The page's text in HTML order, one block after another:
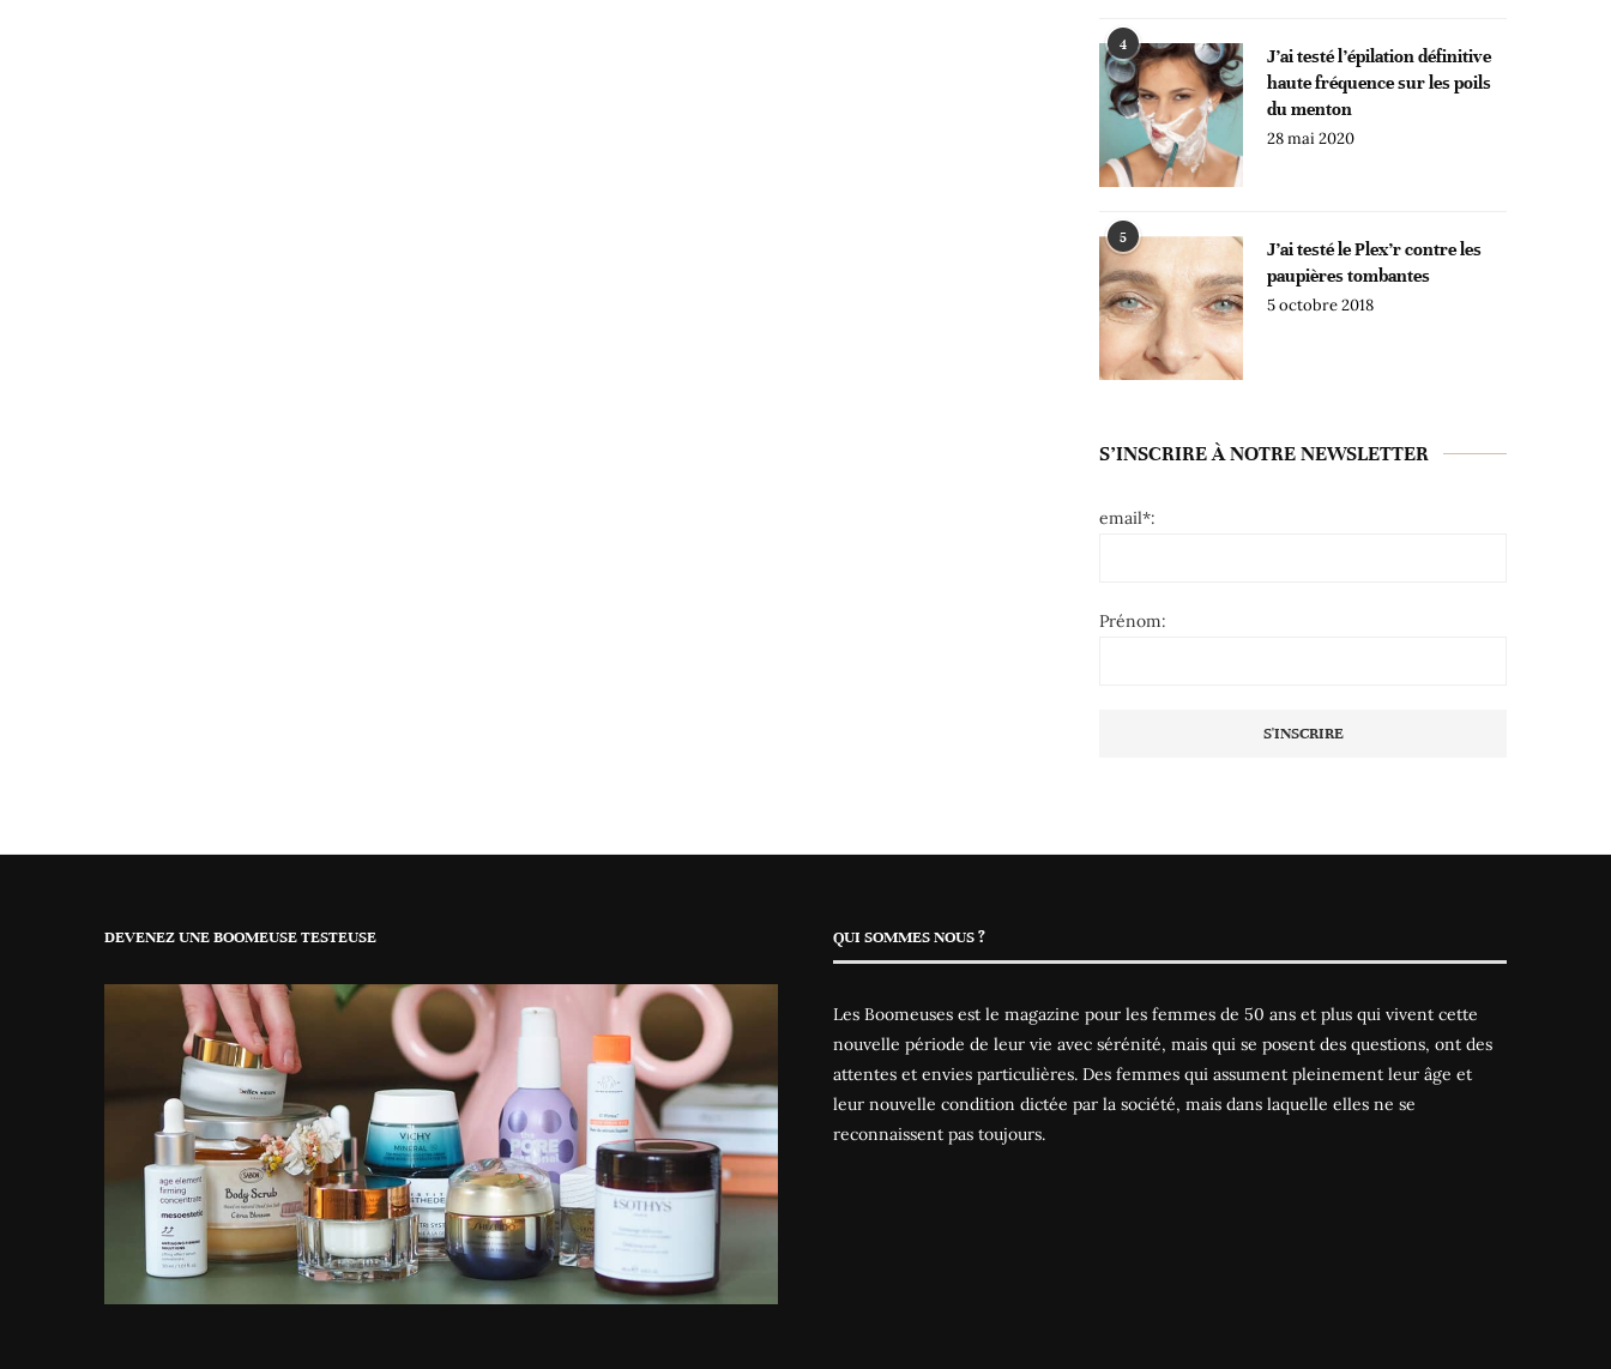
4
J’ai testé l’épilation définitive
haute fréquence sur les poils
du menton
28 mai 2020
5
J’ai testé le Plex’r contre les
paupières tombantes
5 octobre 2018
S’INSCRIRE À NOTRE NEWSLETTER
email*:
Prénom:
DEVENEZ UNE BOOMEUSE TESTEUSE QUI SOMMES NOUS ?
Les Boomeuses est le magazine pour les femmes de 50 ans et plus qui vivent cette
nouvelle période de leur vie avec sérénité, mais qui se posent des questions, ont des
attentes et envies particulières. Des femmes qui assument pleinement leur âge et
leur nouvelle condition dictée par la société, mais dans laquelle elles ne se
reconnaissent pas toujours.